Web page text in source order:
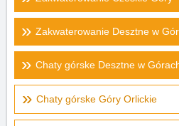
Zakwaterowanie Desztne w
Chaty górske Desztne w
Chaty górske Góry Orlickie